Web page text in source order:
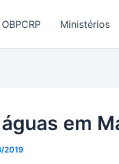
Ministérios
em
2019